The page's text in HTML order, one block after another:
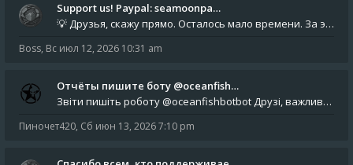
Support us! Paypal: seamoonpa…
💡 Друзья, скажу прямо. Осталось мало времени. За это время нам нужно закрыть последние обязательные расходы: около 500
Boss, Вс июл 12, 2026 10:31 am
Отчёты пишите боту @oceanfish…
Звіти пишіть роботу @oceanfishbotbot Друзі, важливе повідомлення для учасників форума. Основне звернення опублікован
Пиночет420, Сб июн 13, 2026 7:10 pm